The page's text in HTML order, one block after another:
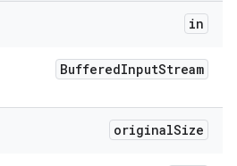
in
BufferedInputStream
originalSize